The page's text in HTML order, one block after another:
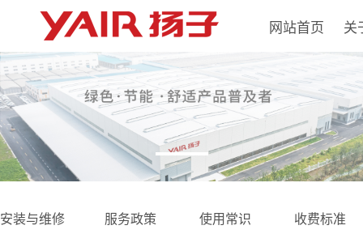
网站首页 关
安装与维修 服务政策 使用常识 收费标准